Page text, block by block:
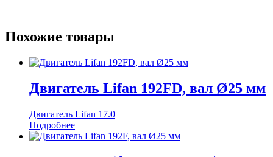
Похожие товары
Двигатель Lifan 192FD, вал Ø25 мм
Двигатель Lifan 17.0
Подробнее